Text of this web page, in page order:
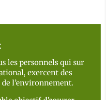
les personnels qui sur
exercent des
l’environnement.